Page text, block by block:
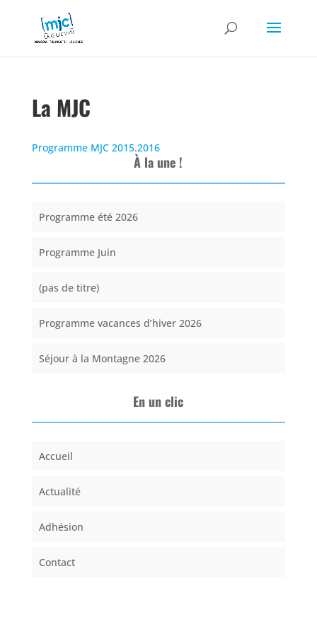
La MJC
Programme MJC 2015.2016
À la une !
Programme été 2026
Programme Juin
(pas de titre)
Programme vacances d’hiver 2026
Séjour à la Montagne 2026
En un clic
Accueil
Actualité
Adhésion
Contact